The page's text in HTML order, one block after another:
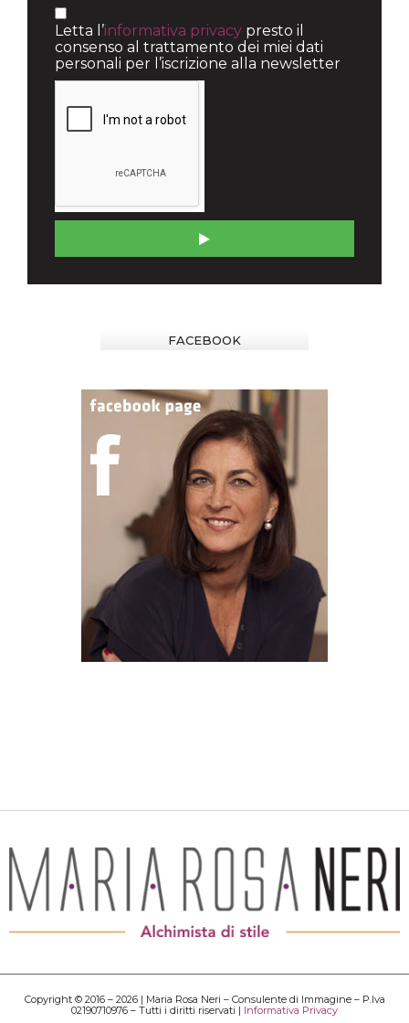
Letta l’informativa privacy presto il
consenso al trattamento dei miei dati
personali per l’iscrizione alla newsletter
FACEBOOK
Copyright © 2016 – 2026 | Maria Rosa Neri – Consulente di Immagine – P.Iva
02190710976 – Tutti i diritti riservati | Informativa Privacy